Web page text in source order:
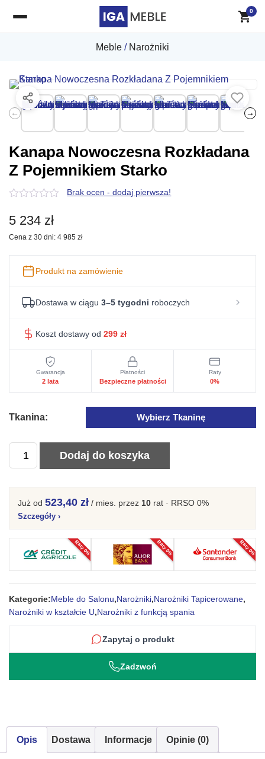
Meble / Narożniki
← →
Kanapa Nowoczesna Rozkładana
Z Pojemnikiem Starko
z
5
Brak ocen - dodaj pierwsza!
5 234 zł
Cena z 30 dni: 4 985 zł
Produkt na zamówienie
Dostawa w ciągu 3–5 tygodni roboczych
Koszt dostawy od 299 zł
Gwarancja
2 lata
Płatności
Bezpieczne płatności
Raty
0%
Tkanina: Wybierz Tkaninę
ilość
Kanapa
Rozkładana
Dodaj do koszyka
Już od 523,40 zł / mies. przez 10 rat · RRSO 0%
Szczegóły ›
Raty 0% Raty 0% Raty 0%
Kategorie:Meble do Salonu,Narożniki,Narożniki Tapicerowane,
Narożniki w kształcie U,Narożniki z funkcją spania
Zapytaj o produkt
Zadzwoń
Opis Dostawa Informacje Opinie (0)
0